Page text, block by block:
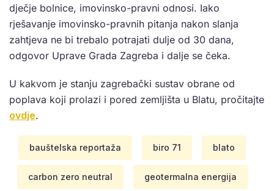
dječje bolnice, imovinsko-pravni odnosi. Iako
rješavanje imovinsko-pravnih pitanja nakon slanja
zahtjeva ne bi trebalo potrajati dulje od 30 dana,
odgovor Uprave Grada Zagreba i dalje se čeka.
U kakvom je stanju zagrebački sustav obrane od
poplava koji prolazi i pored zemljišta u Blatu, pročitajte
ovdje.
bauštelska reportaža biro 71 blato
carbon zero neutral geotermalna energija